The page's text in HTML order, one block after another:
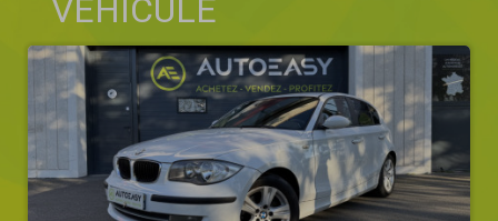
VÉHICULE